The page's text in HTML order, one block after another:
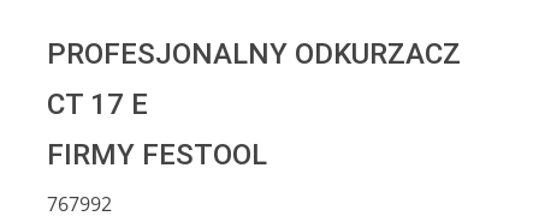
PROFESJONALNY ODKURZACZ
CT 17 E
FIRMY FESTOOL
767992